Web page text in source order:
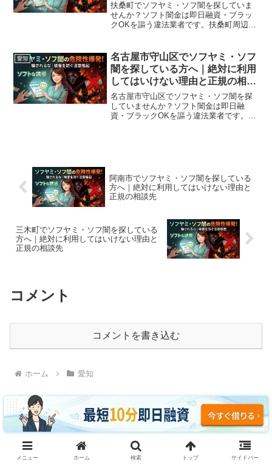
扶桑町でソフヤミ・ソフ闇を探していま
せんか？ソフト闇金は即日融資・ブラッ
クOKを謳う違法業者です。扶桑町周辺で
読みください。
愛知
名古屋市守山区でソフヤミ・ソフ
闇を探している方へ｜絶対に利用
してはいけない理由と正規の相談
先
名古屋市守山区でソフヤミ・ソフ闇を探
していませんか？ソフト闇金は即日融
資・ブラックOKを謳う違法業者です。名
阿南市でソフヤミ・ソフ闇を探している
方へ｜絶対に利用してはいけない理由と
正規の相談先
三木町でソフヤミ・ソフ闇を探している
方へ｜絶対に利用してはいけない理由と
正規の相談先
コメント
コメントを書き込む
ホーム 愛知
ソフヤミ・ソフ闇に騙されるな｜即日融資・ブラッ
メニュー ホーム 検索 トップ サイドバー